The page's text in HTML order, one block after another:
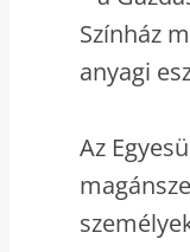
Színház
anyagi
Az